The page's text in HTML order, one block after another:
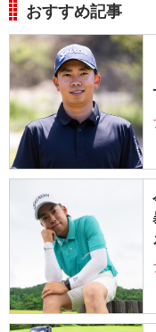
おすすめ記事